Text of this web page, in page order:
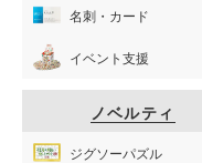
名刺・カード
イベント支援
ノベルティ
ジグソーパズル